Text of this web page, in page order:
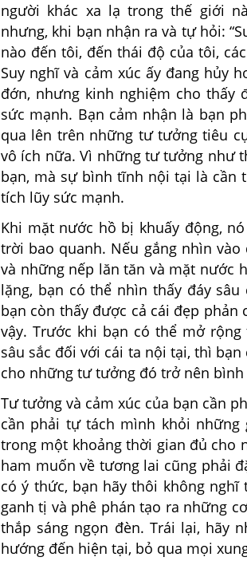
người khác xa lạ trong thế giới
nhưng, khi bạn nhận ra và tự hỏi:
nào đến tôi, đến thái độ của tôi,
Suy nghĩ và cảm xúc ấy đang hủy
đớn, nhưng kinh nghiệm cho
sức mạnh. Bạn cảm nhận là bạn
qua lên trên những tư tưởng tiêu
vô ích nữa. Vì những tư tưởng như
bạn, mà sự bình tĩnh nội tại là cần
tích lũy sức mạnh.
Khi mặt nước hồ bị khuấy động,
trời bao quanh. Nếu gắng nhìn
và những nếp lăn tăn và mặt nước
lặng, bạn có thể nhìn thấy đáy
bạn còn thấy được cả cái đẹp phản
vậy. Trước khi bạn có thể mở
sâu sắc đối với cái ta nội tại, thì
cho những tư tưởng đó trở nên
Tư tưởng và cảm xúc của bạn cần
cần phải tự tách mình khỏi
trong một khoảng thời gian đủ cho
ham muốn về tương lai cũng phải
có ý thức, bạn hãy thôi không
ganh tị và phê phán tạo ra những
thắp sáng ngọn đèn. Trái lại, hãy
hướng đến hiện tại, bỏ qua mọi